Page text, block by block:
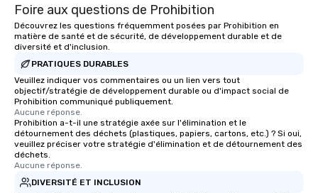
Foire aux questions de Prohibition
Découvrez les questions fréquemment posées par Prohibition en
matière de santé et de sécurité, de développement durable et de
diversité et d'inclusion.
PRATIQUES DURABLES
Veuillez indiquer vos commentaires ou un lien vers tout
objectif/stratégie de développement durable ou d'impact social de
Prohibition communiqué publiquement.
Aucune réponse.
Prohibition a-t-il une stratégie axée sur l'élimination et le
détournement des déchets (plastiques, papiers, cartons, etc.) ? Si oui,
veuillez préciser votre stratégie d'élimination et de détournement des
déchets.
Aucune réponse.
DIVERSITÉ ET INCLUSION